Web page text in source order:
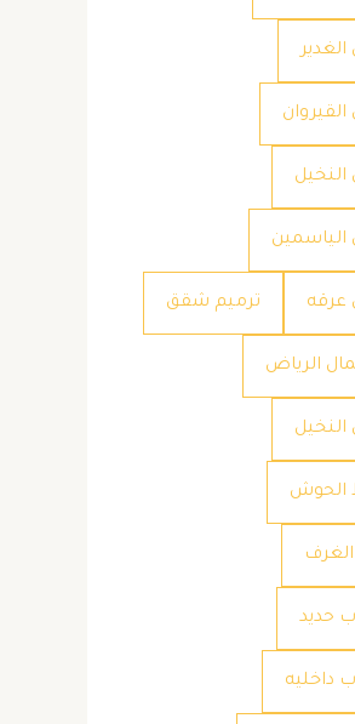
النخيل
الياسمين
عرقه ترميم شقق
الرياض
النخيل
الحوش
حديد
داخليه